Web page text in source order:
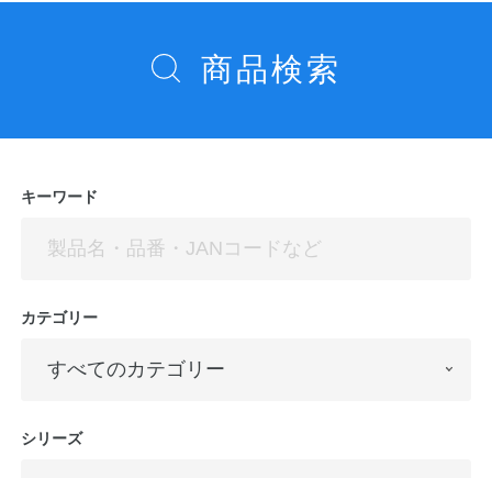
ー
商品検索
キーワード
カテゴリー
シリーズ